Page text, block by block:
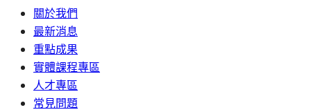
關於我們
最新消息
重點成果
實體課程專區
人才專區
常見問題